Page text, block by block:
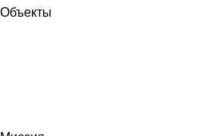
Объекты